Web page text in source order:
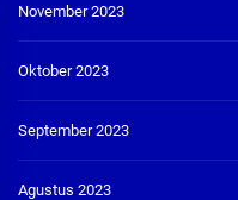
November 2023
Oktober 2023
September 2023
Agustus 2023